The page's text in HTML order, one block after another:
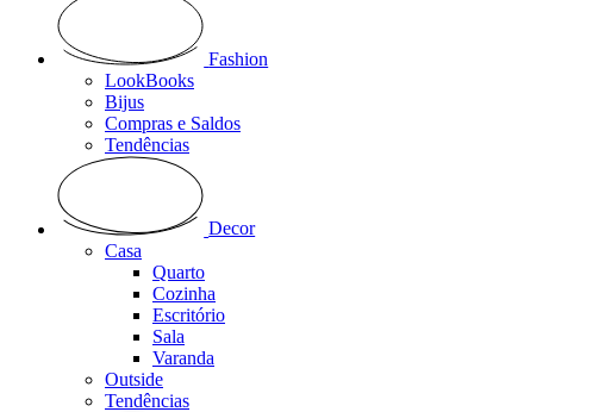
Fashion
LookBooks
Bijus
Compras e Saldos
Tendências
Decor
Casa
Quarto
Cozinha
Escritório
Sala
Varanda
Outside
Tendências